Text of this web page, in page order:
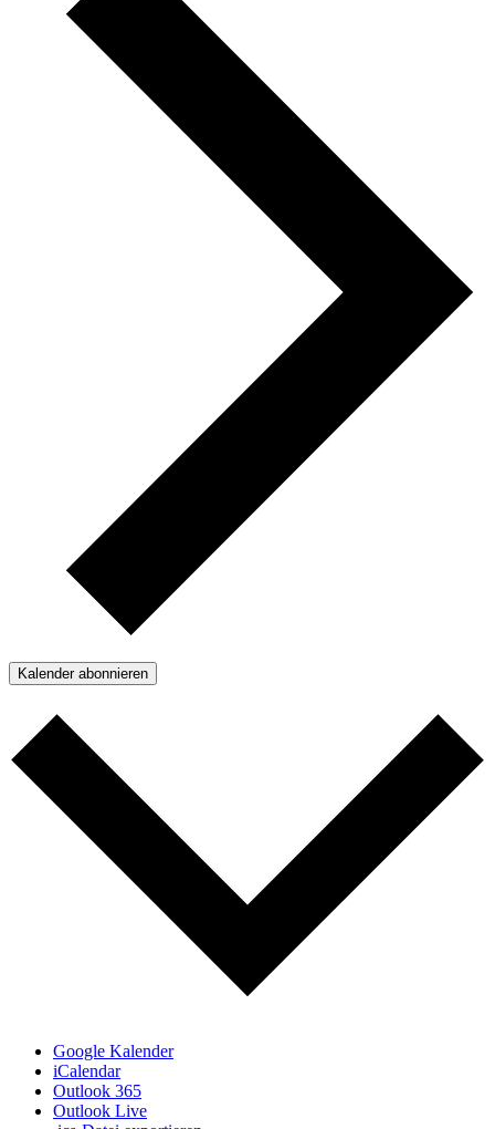
Kalender abonnieren
Google Kalender
iCalendar
Outlook 365
Outlook Live